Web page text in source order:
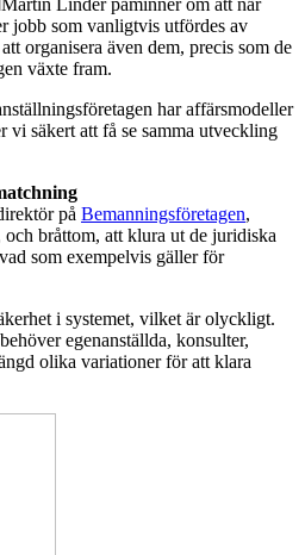
jobb som vanligtvis utfördes av
organisera även dem, precis som de
växte fram.
har affärsmodeller
vi säkert att få se samma utveckling
på Bemanningsföretagen,
bråttom, att klura ut de juridiska
som exempelvis gäller för
i systemet, vilket är olyckligt.
egenanställda, konsulter,
olika variationer för att klara